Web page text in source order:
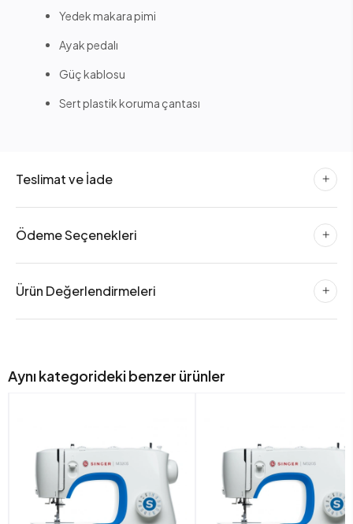
Yedek makara pimi
Ayak pedalı
Güç kablosu
Sert plastik koruma çantası
Teslimat ve İade
Ödeme Seçenekleri
Ürün Değerlendirmeleri
Aynı kategorideki benzer ürünler